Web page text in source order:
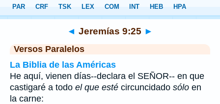
>Jeremías Capítulo 9 > Verso 25
◄ Jeremías 9:25 ►
Versos Paralelos
La Biblia de las Américas
He aquí, vienen días--declara el SEÑOR-- en que
castigaré a todo el que esté circuncidado sólo en
la carne: